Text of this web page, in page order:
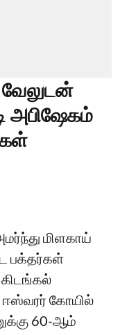
அபிஷேகம்
மிளகாய்
பக்தர்கள்
கிடங்கல்
கோயில்
60-ஆம்